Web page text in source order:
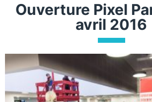
Ouverture Pixel
avril 2016